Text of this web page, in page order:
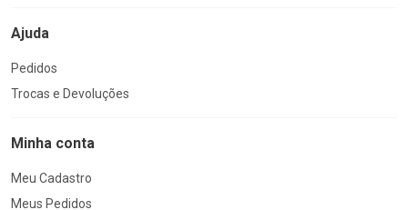
Ajuda
Pedidos
Trocas e Devoluções
Minha conta
Meu Cadastro
Meus Pedidos